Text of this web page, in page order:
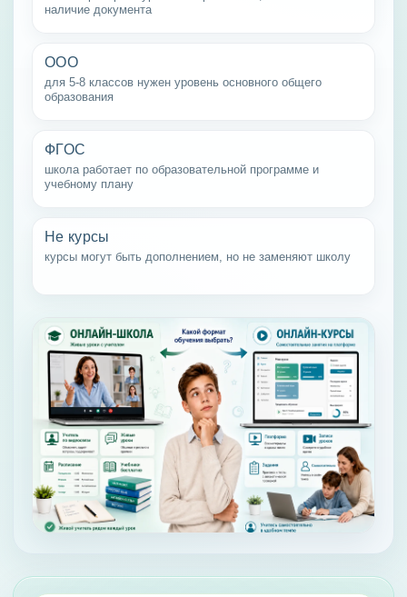
наличие документа
ООО
для 5-8 классов нужен уровень основного общего
образования
ФГОС
школа работает по образовательной программе и
учебному плану
Не курсы
курсы могут быть дополнением, но не заменяют школу